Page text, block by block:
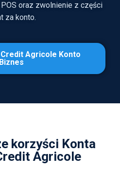
oraz zwolnienie z części
za konto.
Agricole Konto
Biznes
korzyści Konta
Agricole